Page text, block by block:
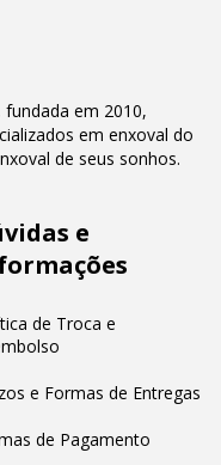
em 2010,
em enxoval do
de seus sonhos.
e
de Troca e
e Formas de Entregas
de Pagamento